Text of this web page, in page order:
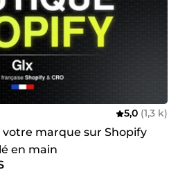
5,0 (1,3 k)
votre marque sur Shopify
en main